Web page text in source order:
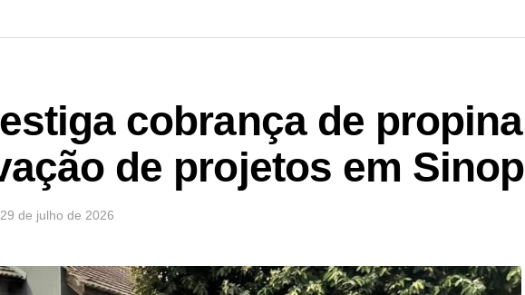
cobrança de propina
de projetos em Sinop
29 de julho de 2026